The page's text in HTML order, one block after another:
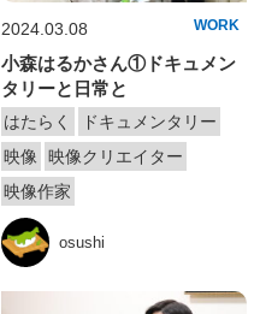
2024.03.08 WORK
小森はるかさん①ドキュメン
タリーと日常と
はたらく
ドキュメンタリー
映像
映像クリエイター
映像作家
osushi